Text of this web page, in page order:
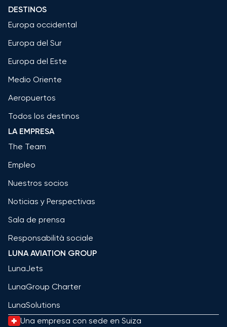
DESTINOS
Europa occidental
Europa del Sur
Europa del Este
Medio Oriente
Aeropuertos
Todos los destinos
LA EMPRESA
The Team
Empleo
Nuestros socios
Noticias y Perspectivas
Sala de prensa
Responsabilità sociale
LUNA AVIATION GROUP
LunaJets
LunaGroup Charter
LunaSolutions
Una empresa con sede en Suiza